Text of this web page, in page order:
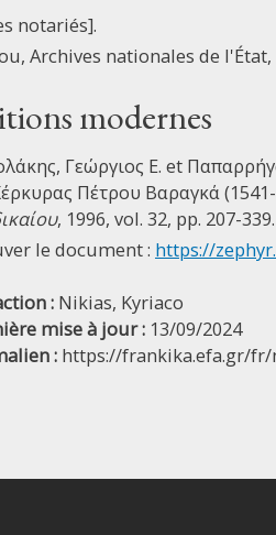
notariés].
Archives nationales de l'État,
modernes
Γεώργιος Ε. et
Πέτρου Βαραγκά
, 1996, vol. 32, pp. 207-339.
le document : https://
: Nikias, Kyriaco
mise à jour : 13/09/2024
: https://frankika.efa.gr/fr/